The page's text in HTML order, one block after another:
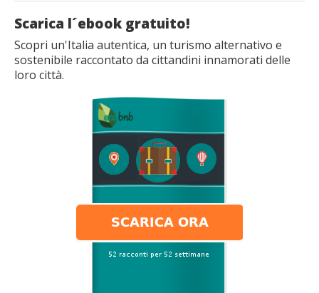
Scarica l´ebook gratuito!
Scopri un'Italia autentica, un turismo alternativo e
sostenibile raccontato da cittandini innamorati delle
loro città.